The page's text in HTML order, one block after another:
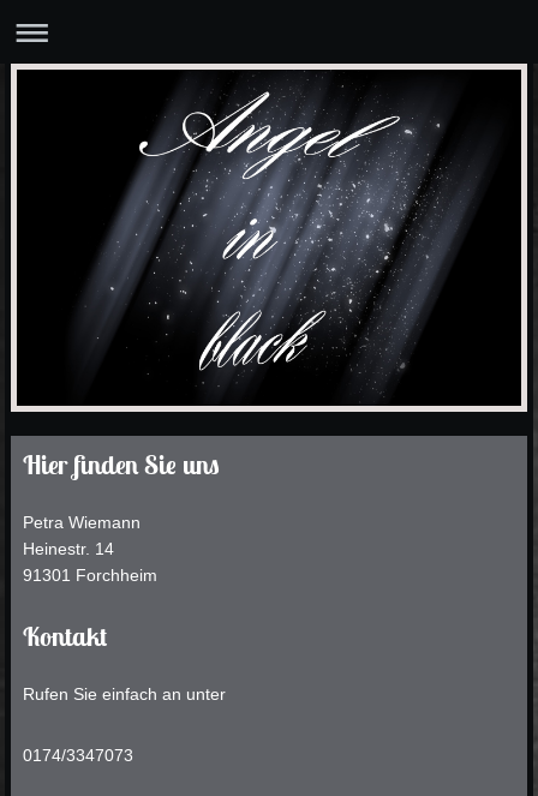
Hier finden Sie uns
Petra Wiemann
Heinestr. 14
91301 Forchheim
Kontakt
Rufen Sie einfach an unter
0174/3347073